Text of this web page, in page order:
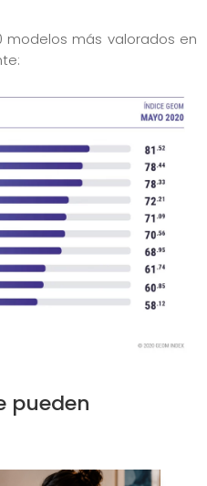
modelos más valorados en
pueden